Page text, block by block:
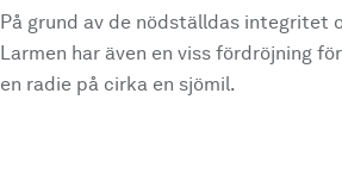
På grund av de nödställdas integritet
Larmen har även en viss fördröjning
en radie på cirka en sjömil.